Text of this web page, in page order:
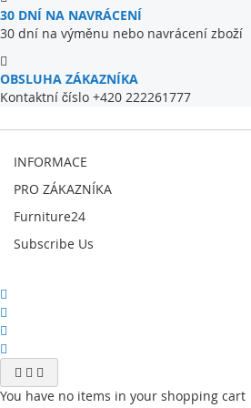
30 DNÍ NA NAVRÁCENÍ
30 dní na výměnu nebo navrácení zboží
OBSLUHA ZÁKAZNÍKA
Kontaktní číslo +420 222261777
INFORMACE
PRO ZÁKAZNÍKA
Furniture24
Subscribe Us
You have no items in your shopping cart